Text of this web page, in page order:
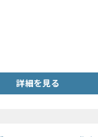
詳細を見る